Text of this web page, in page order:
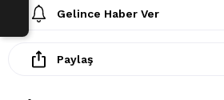
Gelince Haber Ver
Paylaş